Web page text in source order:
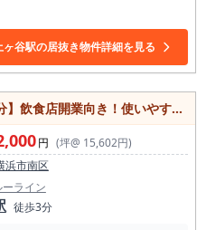
ヶ谷駅の居抜き物件詳細を見る
【横浜市南区・吉野町駅徒歩3分】飲食店開業向き！使いやすい8坪物件
円 (坪@ 15,602円)
浜市南区
ライン
徒歩3分